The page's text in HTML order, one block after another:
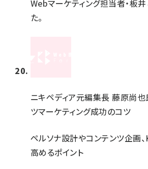
Webマーケティング担当者・板
た。
ニキペディア元編集長 藤原尚也
ツマーケティング成功のコツ
ペルソナ設計やコンテンツ企画
高めるポイント